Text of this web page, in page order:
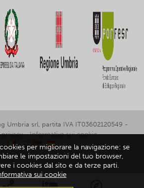
Umbria srl, partita IVA IT03602120549 -
-Informativa sui cookie
per migliorare la navigazione: se
le impostazioni del tuo browser,
i cookies dal sito e da terze parti.
sui cookie